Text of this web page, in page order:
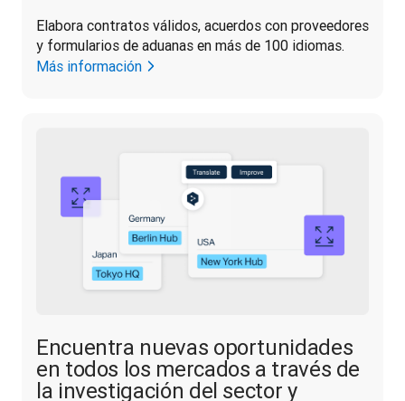
Elabora contratos válidos, acuerdos con proveedores
y formularios de aduanas en más de 100 idiomas.
Más información
Encuentra nuevas oportunidades
en todos los mercados a través de
la investigación del sector y